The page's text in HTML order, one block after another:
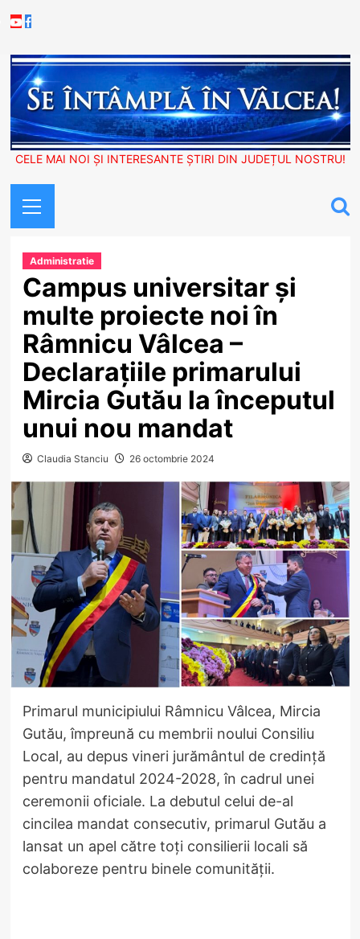
to
Youtube
Facebook
CELE MAI NOI ȘI INTERESANTE ȘTIRI DIN JUDEȚUL NOSTRU!
Menu
Administratie
Campus universitar și
multe proiecte noi în
Râmnicu Vâlcea –
Declarațiile primarului
Mircia Gutău la începutul
unui nou mandat
Claudia Stanciu 26 octombrie 2024
Primarul municipiului Râmnicu Vâlcea, Mircia
Gutău, împreună cu membrii noului Consiliu
Local, au depus vineri jurământul de credință
pentru mandatul 2024-2028, în cadrul unei
ceremonii oficiale. La debutul celui de-al
cincilea mandat consecutiv, primarul Gutău a
lansat un apel către toți consilierii locali să
colaboreze pentru binele comunității.